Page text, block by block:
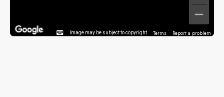
Image may be subject to copyright Terms Report a problem